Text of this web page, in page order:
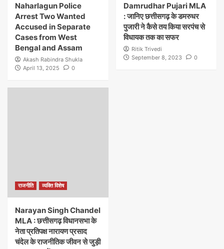
Naharlagun Police
Arrest Two Wanted
Accused in Separate
Cases from West
Bengal and Assam
Akash Rabindra Shukla
April 13, 2025
0
Damrudhar Pujari MLA
: जानिए छत्तीसगढ़ के डमरुधर
पुजारी ने कैसे तय किया सरपंच से
विधायक तक का सफर
Ritik Trivedi
September 8, 2023
0
राजनीति व्यक्ति विशेष
Narayan Singh Chandel
MLA : छत्तीसगढ़ विधानसभा के
नेता प्रतिपक्ष नारायण प्रसाद
चंदेल के राजनीतिक जीवन से जुड़ी